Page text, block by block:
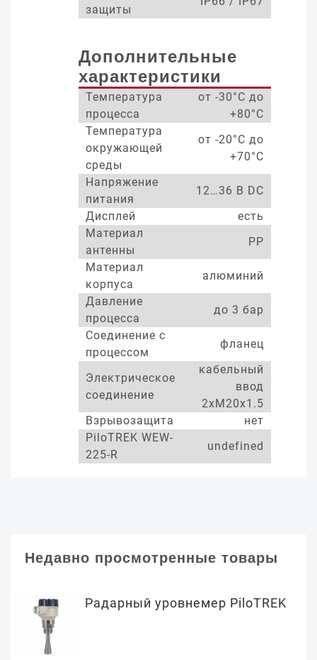
защиты
Дополнительные
характеристики
Температура
процесса
от -30°С до
+80°С
Температура
окружающей
среды
от -20°С до
+70°С
Напряжение
питания
12…36 В DC
Дисплей
есть
Материал
антенны
PP
Материал
корпуса
алюминий
Давление
процесса
до 3 бар
Соединение с
процессом
фланец
Электрическое
соединение
кабельный
ввод
2xM20x1.5
Взрывозащита
нет
PiloTREK WEW-
225-R
undefined
Недавно просмотренные товары
Радарный уровнемер PiloTREK